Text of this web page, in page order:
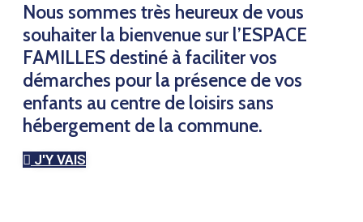
Nous sommes très heureux de vous
souhaiter la bienvenue sur l’ESPACE
FAMILLES destiné à faciliter vos
démarches pour la présence de vos
enfants au centre de loisirs sans
hébergement de la commune.
J'Y VAIS